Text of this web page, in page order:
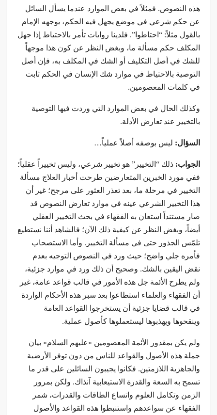
هذه النصوص. فمثلاً في بعض الموارد عندما يسأل السائل
عن حكم شرعي في موضع يجهل فيه الحكم، يوجهه الإمام
بالقول مثلاً: “احتاطوا”. فلدينا روايات تأمر بالاحتياط إذا جهل
المكلف حكم مسألة ما، وبغض النظر عن كون هذا موجهاً
للشك في أصل التكليف أو الشك في المكلف به، فإن أصل
التوصية بالاحتياط في موارد شك الإنسان في الحكم ثابت
في كلمات المعصومين.
وكذلك الحال في بعض الموارد التي وردت فيها التوصية
بالتخيير عند تعارض الأدلة.
السؤال: ليس بوصفه أصلاً عملياً…
الجواب: ذلك “التخيير” هو تخيير شرعي، وليس تخييراً عقلياً؛
ففي مورد الخبرين المتعارضين طرحت أخبار العلاج مسألة
التخيير في مرحلة ما، بعد تعذر العثور على مرجح؛ غير أن
هذا التخيير الشرعي عينه في موارد تعارض النصوص قد
صار مستنداً استعان به الفقهاء في بحث التخيير العقلي
أيضاً، وبغض النظر عن كيفية ذلك الآن؛ فالشاهد أننا نستطيع
تلمّس الجذور حتى في مسألة التخيير. وأما الاستصحاب
فأمره جلي واضح؛ حيث ورد في النصوص التوجيه بعدم
نقض اليقين بالشك. وصحيح أن ذلك ورد في موارد جزئية،
ولم يطرح الأئمة جل هذه الأمور في قالب قواعد عامة، غير
أن الفقهاء والعلماء استطاعوا بعد سبر هذه الأحكام الواردة
في قالب قضايا جزئية أن يستخرجوا القواعد العامة
وينقحوها ويهذبوها ليستعملوها كأصول عملية.
ولم يكن بمقدور الأئمة المعصومين «عليهم السلام» بيان
جملة هذه الأصول والقواعد للناس من دون توفر الأرضية
والجاهزية اللازمتين. فكانوا يجيبون السائلين على قدر ما
تسمح به السعة والقدرة الاستيعابية آنذاك. ولكن بمرور
الزمن وتكامل العلوم واتساع الطاقات والقدرات، شمر
الفقهاء عن سواعدهم واستنبطوا هذه القواعد والأصول